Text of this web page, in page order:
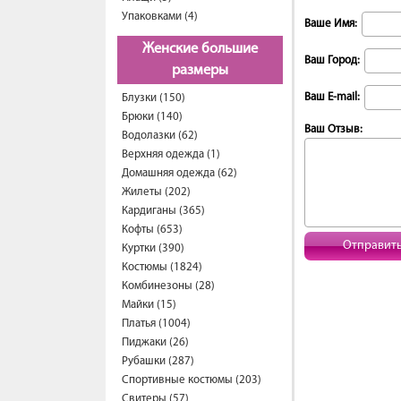
Упаковками (4)
Женские большие
размеры
Блузки (150)
Брюки (140)
Водолазки (62)
Верхняя одежда (1)
Домашняя одежда (62)
Жилеты (202)
Кардиганы (365)
Кофты (653)
Куртки (390)
Костюмы (1824)
Комбинезоны (28)
Майки (15)
Платья (1004)
Пиджаки (26)
Рубашки (287)
Спортивные костюмы (203)
Ваше Имя:
Ваш Город:
Ваш E-mail:
Ваш Отзыв: